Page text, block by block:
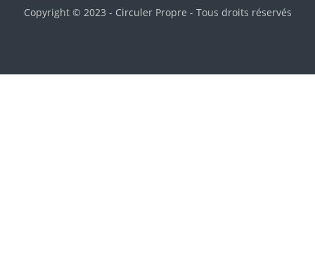
Copyright © 2023 - Circuler Propre - Tous droits réservés